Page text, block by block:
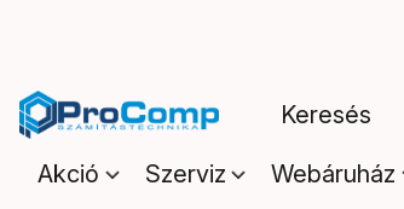
Akció Szerviz Webáruház